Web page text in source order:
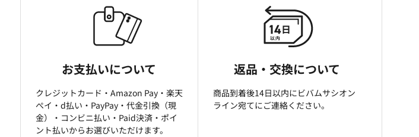
お支払いについて
クレジットカード・Amazon Pay・楽天
ぺイ・d払い・PayPay・代金引換（現
金）・コンビニ払い・Paid決済・ポイ
ント払いからお選びいただけます。
返品・交換について
商品到着後14日以内にビバムサシオン
ライン宛てにご連絡ください。